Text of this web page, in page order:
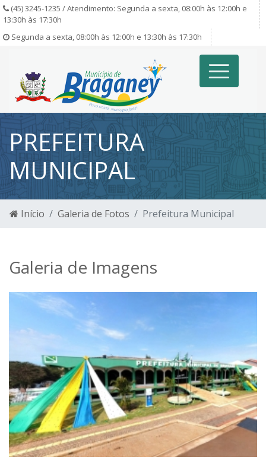
(45) 3245-1235 / Atendimento: Segunda a sexta, 08:00h às 12:00h e
13:30h às 17:30h
Segunda a sexta, 08:00h às 12:00h e 13:30h às 17:30h
PREFEITURA
MUNICIPAL
Início Galeria de Fotos Prefeitura Municipal
Galeria de Imagens